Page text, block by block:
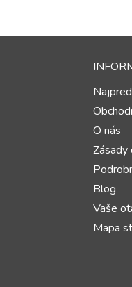
O nás
Zásady
Blog
Vaše
Mapa